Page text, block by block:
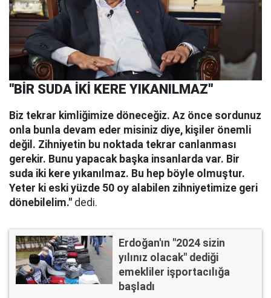
''BİR SUDA İKİ KERE YIKANILMAZ''
Biz tekrar kimliğimize döneceğiz. Az önce sordunuz
onla bunla devam eder misiniz diye, kişiler önemli
değil. Zihniyetin bu noktada tekrar canlanması
gerekir. Bunu yapacak başka insanlarda var. Bir
suda iki kere yıkanılmaz. Bu hep böyle olmuştur.
Yeter ki eski yüzde 50 oy alabilen zihniyetimize geri
dönebilelim.'' dedi.
Erdoğan'ın "2024 sizin
yılınız olacak" dediği
emekliler işportacılığa
başladı